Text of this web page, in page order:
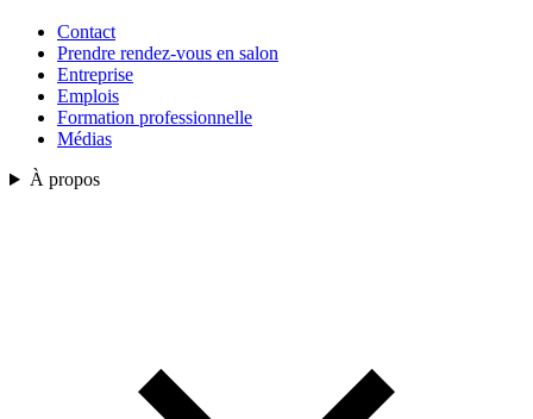
Contact
Prendre rendez-vous en salon
Entreprise
Emplois
Formation professionnelle
Médias
À propos